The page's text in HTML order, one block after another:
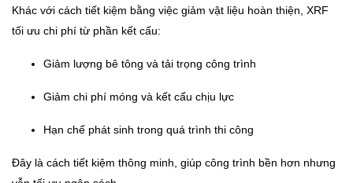
Khác với cách tiết kiệm bằng việc giảm vật liệu hoàn thiện, XRF
tối ưu chi phí từ phần kết cấu:
Giảm lượng bê tông và tải trọng công trình
Giảm chi phí móng và kết cấu chịu lực
Hạn chế phát sinh trong quá trình thi công
Đây là cách tiết kiệm thông minh, giúp công trình bền hơn nhưng